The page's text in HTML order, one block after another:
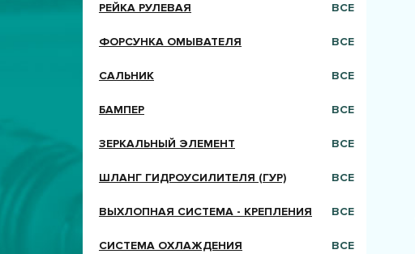
ВСЕ
РЕЙКА РУЛЕВАЯ
ВСЕ
ФОРСУНКА ОМЫВАТЕЛЯ
ВСЕ
САЛЬНИК
ВСЕ
БАМПЕР
ВСЕ
ЗЕРКАЛЬНЫЙ ЭЛЕМЕНТ
ВСЕ
ШЛАНГ ГИДРОУСИЛИТЕЛЯ (ГУР)
ВСЕ
ВЫХЛОПНАЯ СИСТЕМА - КРЕПЛЕНИЯ
ВСЕ
СИСТЕМА ОХЛАЖДЕНИЯ